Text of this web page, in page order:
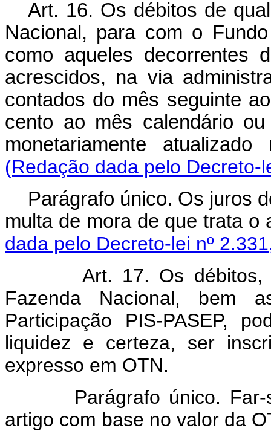
Art. 16. Os débitos de
Nacional, para com o
como aqueles decorrentes
acrescidos, na via
contados do mês seguinte
cento ao mês calendário
monetariamente
(Redação dada pelo Decreto-
Parágrafo único. Os juros
multa de mora de que trata o
dada pelo Decreto-lei nº
Art. 17. Os
Fazenda Nacional, bem
Participação PIS-PASEP,
liquidez e certeza, ser
expresso em OTN.
Parágrafo único.
artigo com base no valor da